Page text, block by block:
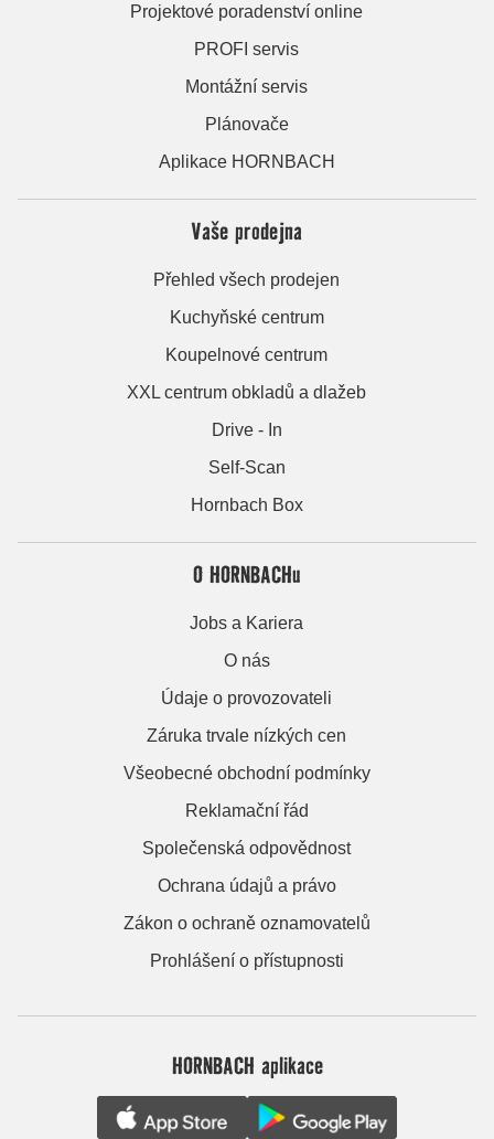
Projektové poradenství online
PROFI servis
Montážní servis
Plánovače
Aplikace HORNBACH
Vaše prodejna
Přehled všech prodejen
Kuchyňské centrum
Koupelnové centrum
XXL centrum obkladů a dlažeb
Drive - In
Self-Scan
Hornbach Box
O HORNBACHu
Jobs a Kariera
O nás
Údaje o provozovateli
Záruka trvale nízkých cen
Všeobecné obchodní podmínky
Reklamační řád
Společenská odpovědnost
Ochrana údajů a právo
Zákon o ochraně oznamovatelů
Prohlášení o přístupnosti
HORNBACH aplikace